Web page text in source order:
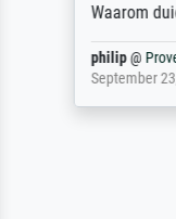
Waarom
philip@
September